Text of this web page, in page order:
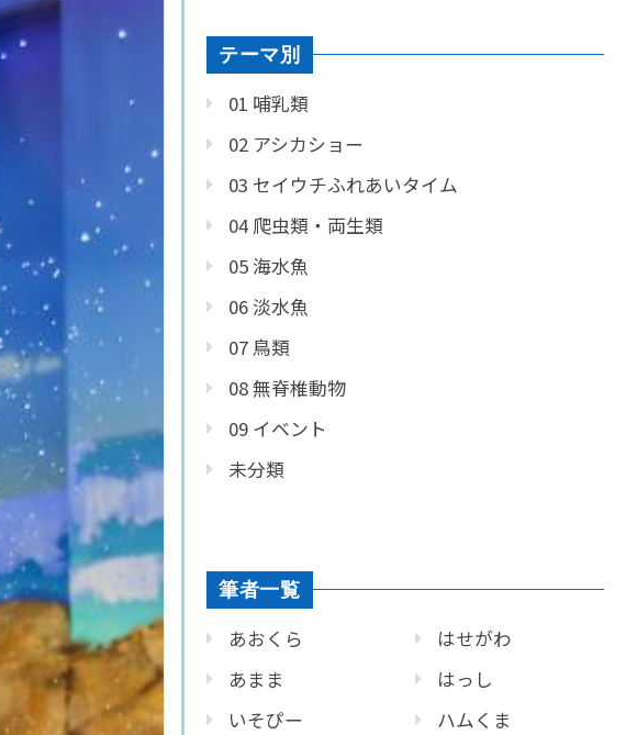
テーマ別
01 哺乳類
02 アシカショー
03 セイウチふれあいタイム
04 爬虫類・両生類
05 海水魚
06 淡水魚
07 鳥類
08 無脊椎動物
09 イベント
未分類
筆者一覧
あおくら
あまま
いそぴー
はせがわ
はっし
ハムくま